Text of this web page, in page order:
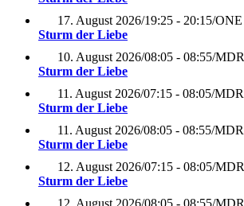
17. August 2026/19:25 - 20:15/ONE
Sturm der Liebe
10. August 2026/08:05 - 08:55/MDR
Sturm der Liebe
11. August 2026/07:15 - 08:05/MDR
Sturm der Liebe
11. August 2026/08:05 - 08:55/MDR
Sturm der Liebe
12. August 2026/07:15 - 08:05/MDR
Sturm der Liebe